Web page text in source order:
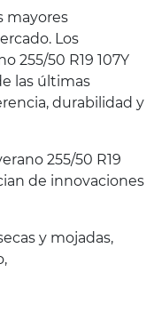
mayores
Los
255/50 R19 107Y
las últimas
durabilidad y
255/50 R19
de innovaciones
y mojadas,